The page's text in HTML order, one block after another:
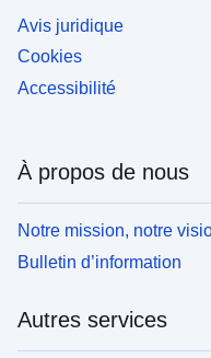
Avis juridique
Cookies
Accessibilité
À propos de nous
Notre mission, notre
Bulletin d’information
Autres services